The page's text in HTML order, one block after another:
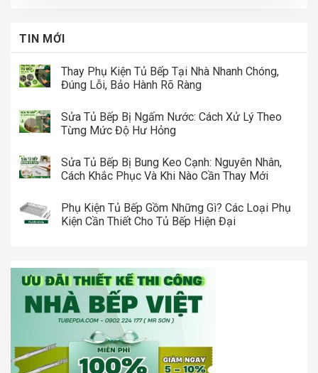
TIN MỚI
Thay Phụ Kiện Tủ Bếp Tại Nhà Nhanh Chóng,
Đúng Lỗi, Bảo Hành Rõ Ràng
Sửa Tủ Bếp Bị Ngấm Nước: Cách Xử Lý Theo
Từng Mức Độ Hư Hỏng
Sửa Tủ Bếp Bị Bung Keo Cạnh: Nguyên Nhân,
Cách Khắc Phục Và Khi Nào Cần Thay Mới
Phụ Kiện Tủ Bếp Gồm Những Gì? Các Loại Phụ
Kiện Cần Thiết Cho Tủ Bếp Hiện Đại